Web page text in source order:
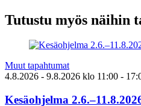
Tutustu myös näihin
Muut tapahtumat
4.8.2026 - 9.8.2026 klo 11:00 -
Kesäohjelma